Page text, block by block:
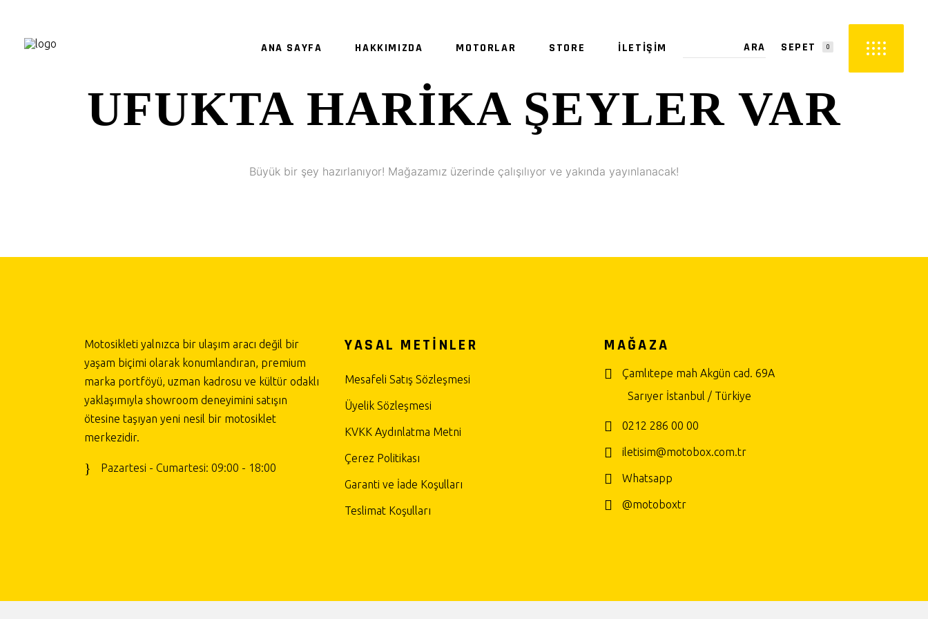
ANA SAYFA HAKKIMIZDA MOTORLAR STORE İLETIŞIM SEPET 0
SEPETTE ÜRÜN YOK.
UFUKTA HARIKA ŞEYLER VAR
Büyük bir şey hazırlanıyor! Mağazamız üzerinde çalışılıyor ve yakında yayınlanacak!
Motosikleti yalnızca bir ulaşım aracı değil bir
yaşam biçimi olarak konumlandıran, premium
marka portföyü, uzman kadrosu ve kültür odaklı
yaklaşımıyla showroom deneyimini satışın
ötesine taşıyan yeni nesil bir motosiklet
merkezidir.
Pazartesi - Cumartesi: 09:00 - 18:00
YASAL METİNLER
Mesafeli Satış Sözleşmesi
Üyelik Sözleşmesi
KVKK Aydınlatma Metni
Çerez Politikası
Garanti ve İade Koşulları
Teslimat Koşulları
MAĞAZA
Çamlıtepe mah Akgün cad. 69A
Sarıyer İstanbul / Türkiye
0212 286 00 00
iletisim@motobox.com.tr
Whatsapp
@motoboxtr